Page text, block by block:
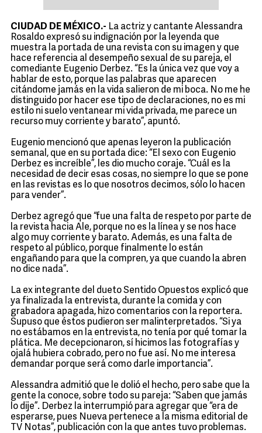
CIUDAD DE MÉXICO.- La actriz y cantante Alessandra
Rosaldo expresó su indignación por la leyenda que
muestra la portada de una revista con su imagen y que
hace referencia al desempeño sexual de su pareja, el
comediante Eugenio Derbez. “Es la única vez que voy a
hablar de esto, porque las palabras que aparecen
citándome jamás en la vida salieron de mi boca. No me he
distinguido por hacer ese tipo de declaraciones, no es mi
estilo ni suelo ventanear mi vida privada, me parece un
recurso muy corriente y barato”, apuntó.
Eugenio mencionó que apenas leyeron la publicación
semanal, que en su portada dice: “El sexo con Eugenio
Derbez es increíble”, les dio mucho coraje. “Cuál es la
necesidad de decir esas cosas, no siempre lo que se pone
en las revistas es lo que nosotros decimos, sólo lo hacen
para vender”.
Derbez agregó que “fue una falta de respeto por parte de
la revista hacia Ale, porque no es la línea y se nos hace
algo muy corriente y barato. Además, es una falta de
respeto al público, porque finalmente lo están
engañando para que la compren, ya que cuando la abren
no dice nada”.
La ex integrante del dueto Sentido Opuestos explicó que
ya finalizada la entrevista, durante la comida y con
grabadora apagada, hizo comentarios con la reportera.
Supuso que éstos pudieron ser malinterpretados. “Si ya
no estábamos en la entrevista, no tenía por qué tomar la
plática. Me decepcionaron, sí hicimos las fotografías y
ojalá hubiera cobrado, pero no fue así. No me interesa
demandar porque será como darle importancia”.
Alessandra admitió que le dolió el hecho, pero sabe que la
gente la conoce, sobre todo su pareja: “Saben que jamás
lo dije”. Derbez la interrumpió para agregar que “era de
esperarse, pues Nueva pertenece a la misma editorial de
TV Notas”, publicación con la que antes tuvo problemas.